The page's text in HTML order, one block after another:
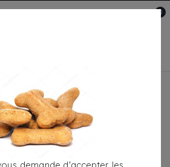
0
Accueil
Pour
Bandana Milk&Pepper -
Marine/Encre Blanche